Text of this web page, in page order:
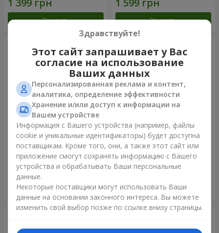
Заказать Заказать
Букет кустовых роз
1 954 грн
Заказать
Букет "Прикосновение
любви" + Raffaello
1 999 грн
Заказать
Здравствуйте!
Этот сайт запрашивает у Вас
согласие на использование
Ваших данных
Персонализированная реклама и контент,
аналитика, определение эффективности
Хранение и/или доступ к информации на
Вашем устройстве
Информация с Вашего устройства (например, файлы
cookie и уникальные идентификаторы) будет доступна
поставщикам. Кроме того, они, а также этот сайт или
приложение смогут сохранять информацию с Вашего
устройства и обрабатывать Ваши персональные
данные.
Некоторые поставщики могут использовать Ваши
данные на основании законного интереса. Вы можете
изменить свой выбор позже по ссылке внизу страницы.